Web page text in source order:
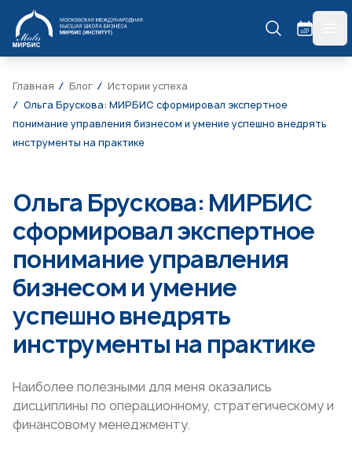
МИРБИС
Главная Блог
Истории успеха
Ольга Брускова: МИРБИС сформировал экспертное
понимание управления бизнесом и умение успешно внедрять
инструменты на практике
Ольга Брускова: МИРБИС
сформировал экспертное
понимание управления
бизнесом и умение
успешно внедрять
инструменты на практике
Наиболее полезными для меня оказались
дисциплины по операционному, стратегическому и
финансовому менеджменту.